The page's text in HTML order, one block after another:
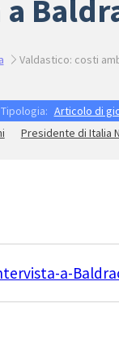
Valdastico: costi
Articolo di
Presidente di Italia
a-